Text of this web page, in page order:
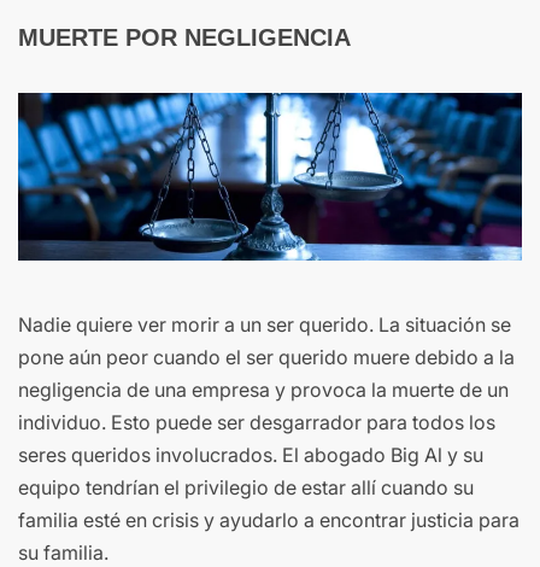
MUERTE POR NEGLIGENCIA
Nadie quiere ver morir a un ser querido. La situación se
pone aún peor cuando el ser querido muere debido a la
negligencia de una empresa y provoca la muerte de un
individuo. Esto puede ser desgarrador para todos los
seres queridos involucrados. El abogado Big Al y su
equipo tendrían el privilegio de estar allí cuando su
familia esté en crisis y ayudarlo a encontrar justicia para
su familia.